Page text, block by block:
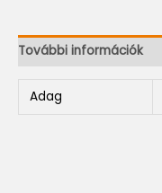
További információk
Adag